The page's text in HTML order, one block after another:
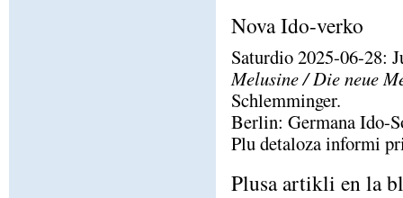
Nova Ido-verko
Saturdio 2025-06-28:
Melusine / Die neue
Schlemminger.
Berlin: Germana Ido-
Plu detaloza informi
Plusa artikli en la